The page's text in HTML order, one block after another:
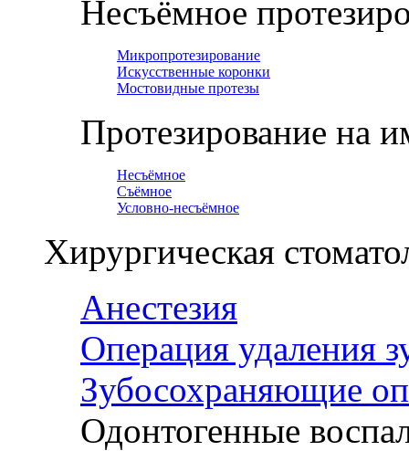
Несъёмное
Микропротезирование
Искусственные коронки
Мостовидные протезы
Протезирование на
Несъёмное
Съёмное
Условно-несъёмное
Хирургическая
Анестезия
Операция удаления
Зубосохраняющие
Одонтогенные